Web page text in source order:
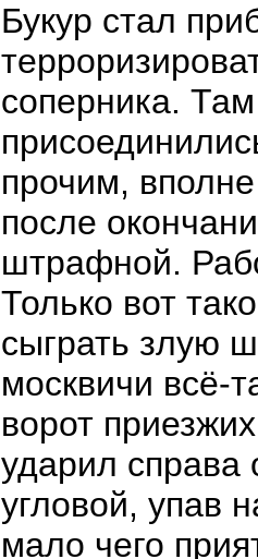
Букур стал
соперника.
прочим,
после
штрафной.
Только вот
сыграть злую
москвичи всё-
ворот
ударил справа
угловой, упав
мало чего